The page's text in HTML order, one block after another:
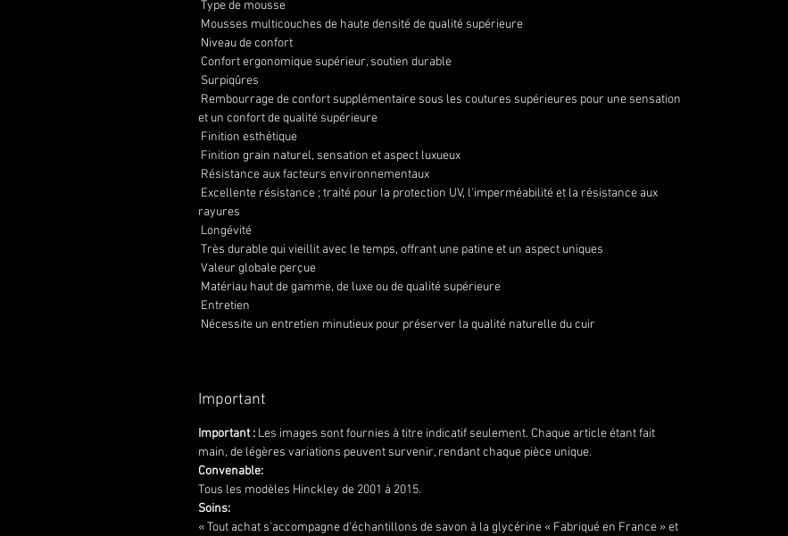
Type de mousse
Mousses multicouches de haute densité de qualité supérieure
Niveau de confort
Confort ergonomique supérieur, soutien durable
Surpiqûres
Rembourrage de confort supplémentaire sous les coutures supérieures pour une sensation
et un confort de qualité supérieure
Finition esthétique
Finition grain naturel, sensation et aspect luxueux
Résistance aux facteurs environnementaux
Excellente résistance ; traité pour la protection UV, l'imperméabilité et la résistance aux
rayures
Longévité
Très durable qui vieillit avec le temps, offrant une patine et un aspect uniques
Valeur globale perçue
Matériau haut de gamme, de luxe ou de qualité supérieure
Entretien
Nécessite un entretien minutieux pour préserver la qualité naturelle du cuir
Important
Important : Les images sont fournies à titre indicatif seulement. Chaque article étant fait
main, de légères variations peuvent survenir, rendant chaque pièce unique.
Convenable:
Tous les modèles Hinckley de 2001 à 2015.
Soins:
« Tout achat s'accompagne d'échantillons de savon à la glycérine « Fabriqué en France » et